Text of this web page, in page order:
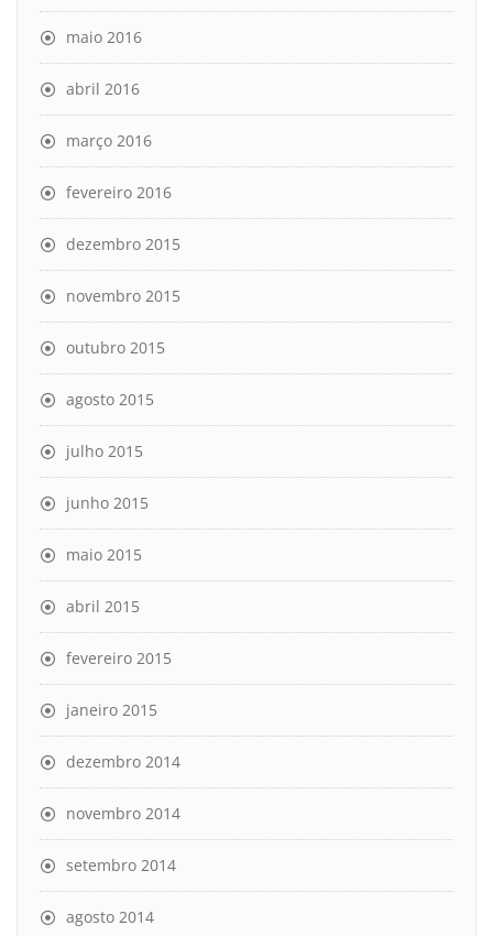
maio 2016
abril 2016
março 2016
fevereiro 2016
dezembro 2015
novembro 2015
outubro 2015
agosto 2015
julho 2015
junho 2015
maio 2015
abril 2015
fevereiro 2015
janeiro 2015
dezembro 2014
novembro 2014
setembro 2014
agosto 2014